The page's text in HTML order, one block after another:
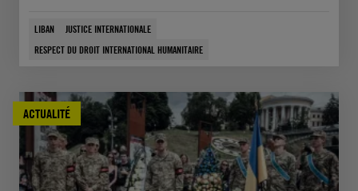
LIBAN
JUSTICE INTERNATIONALE
RESPECT DU DROIT INTERNATIONAL HUMANITAIRE
ACTUALITÉ